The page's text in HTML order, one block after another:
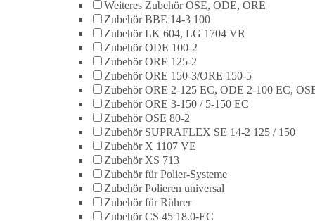
Weiteres Zubehör OSE, ODE, ORE
Zubehör BBE 14-3 100
Zubehör LK 604, LG 1704 VR
Zubehör ODE 100-2
Zubehör ORE 125-2
Zubehör ORE 150-3/ORE 150-5
Zubehör ORE 2-125 EC, ODE 2-100 EC,
Zubehör ORE 3-150 / 5-150 EC
Zubehör OSE 80-2
Zubehör SUPRAFLEX SE 14-2 125 / 150
Zubehör X 1107 VE
Zubehör XS 713
Zubehör für Polier-Systeme
Zubehör Polieren universal
Zubehör für Rührer
Zubehör CS 45 18.0-EC